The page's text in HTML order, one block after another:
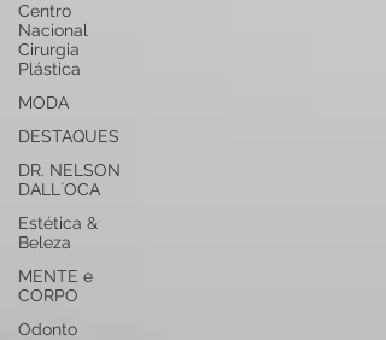
Centro
Nacional
Cirurgia
Plástica
MODA
DESTAQUES
DR. NELSON
DALL`OCA
Estética &
Beleza
MENTE e
CORPO
Odonto